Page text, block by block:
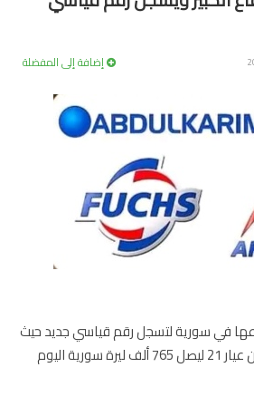
إضافة إلى المفضلة
سورية لتسجل رقم قياسي جديد حيث
ارتفع سعر غرام الذهب من عيار 21 ليصل 765 ألف ليرة سورية اليوم